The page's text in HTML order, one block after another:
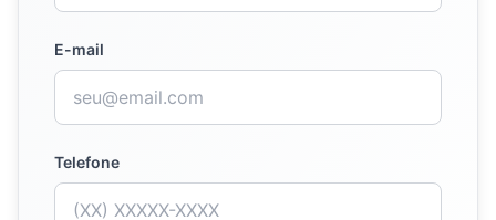
E-mail
Telefone